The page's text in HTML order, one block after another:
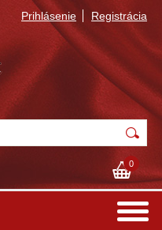
Prihlásenie Registrácia
0